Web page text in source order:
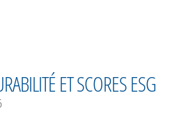
ET SCORES ESG